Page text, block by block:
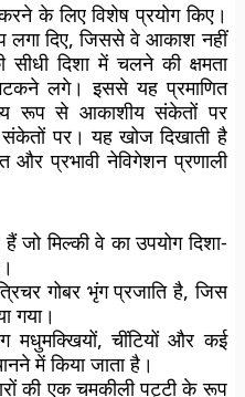
करने के लिए विशेष प्रयोग किए।
लगा दिए, जिससे वे आकाश नहीं
दिशा में चलने की क्षमता
लगे। इससे यह प्रमाणित
रूप से आकाशीय संकेतों पर
पर। यह खोज दिखाती है
प्रभावी नेविगेशन प्रणाली
जो मिल्की वे का उपयोग दिशा-
गोबर भृंग प्रजाति है, जिस
गया।
मधुमक्खियों, चींटियों और कई
में किया जाता है।
की एक चमकीली पट्टी के रूप